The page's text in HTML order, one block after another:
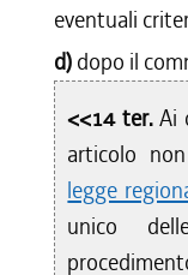
eventuali
d) dopo il
<<14 ter.Ai
articolo
legge
unico